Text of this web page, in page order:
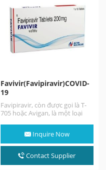
Favivir(Favipiravir)COVID-
19
Favipiravir, còn được gọi là T-
705 hoặc Avigan, là một loại
Inquire Now
Contact Supplier